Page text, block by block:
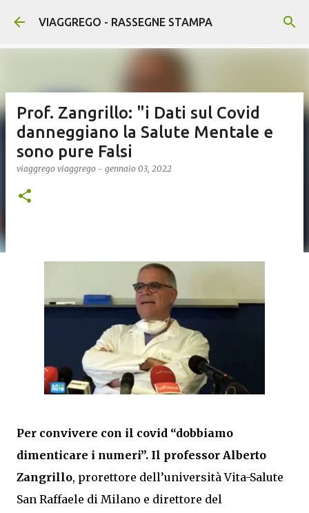
Passa ai contenuti principali
VIAGGREGO - RASSEGNE STAMPA
Prof. Zangrillo: "i Dati sul Covid
danneggiano la Salute Mentale e
sono pure Falsi
viaggrego viaggrego - gennaio 03, 2022
Per convivere con il covid “dobbiamo
dimenticare i numeri”. Il professor Alberto
Zangrillo, prorettore dell’università Vita-Salute
San Raffaele di Milano e direttore del